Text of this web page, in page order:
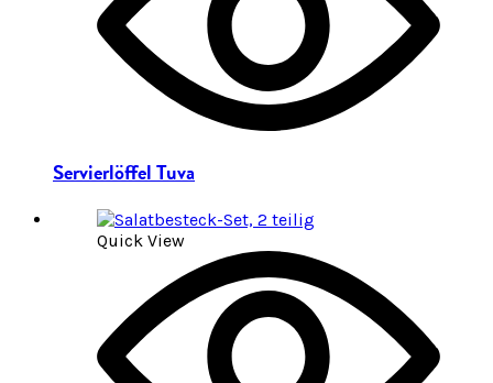
Servierlöffel Tuva
Quick View